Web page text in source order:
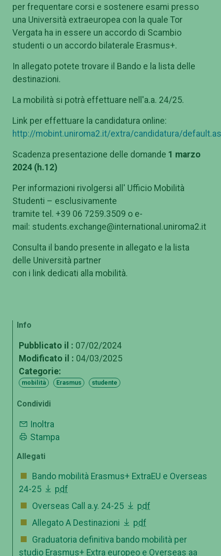
per frequentare corsi e sostenere esami presso
una Università extraeuropea con la quale Tor
Vergata ha in essere un accordo di Scambio
studenti o un accordo bilaterale Erasmus+.
In allegato potete trovare il Bando e la lista delle
destinazioni.
La mobilità si potrà effettuare nell'a.a. 24/25.
Link per effettuare la candidatura online:
http://mobint.uniroma2.it/extra/candidatura/
Scadenza presentazione delle domande 1 marzo
2024 (h.12)
Per informazioni rivolgersi all' Ufficio Mobilità
Studenti – esclusivamente
tramite tel. +39 06 7259.3509 o e-
mail: students.exchange@international.uniroma2.it
Consulta il bando presente in allegato e la lista
delle Università partner
con i link dedicati alla mobilità.
Info
Pubblicato il : 07/02/2024
Modificato il : 04/03/2025
Categorie:
mobilità Erasmus studente
Condividi
Inoltra
Stampa
Allegati
Bando mobilità Erasmus+ ExtraEU e Overseas
24-25
pdf
Overseas Call a.y. 24-25
pdf
Allegato A Destinazioni
pdf
Graduatoria definitiva bando mobilità per
studio Erasmus+ Extra europeo e Overseas aa